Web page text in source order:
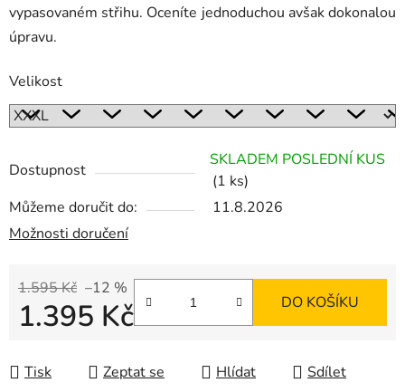
vypasovaném střihu. Oceníte jednoduchou avšak dokonalou
úpravu.
Velikost
Dostupnost
SKLADEM POSLEDNÍ KUS
(1 ks)
Můžeme doručit do:
11.8.2026
Možnosti doručení
1.595 Kč –12 %
1.395 Kč DO KOŠÍKU
Tisk Zeptat se Hlídat Sdílet